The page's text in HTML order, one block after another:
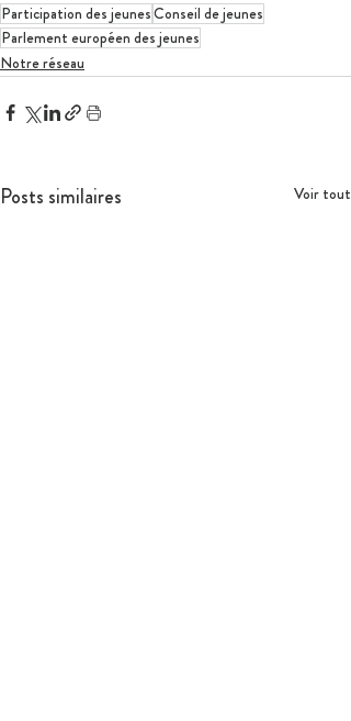
Participation des jeunesConseil de jeunes
Parlement européen des jeunes
Notre réseau
Posts similaires Voir tout